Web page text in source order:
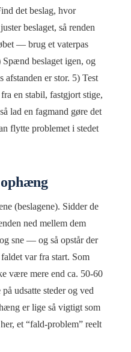
det beslag, hvor
beslaget, så renden
— brug et vaterpas
Spænd beslaget igen, og
afstanden er stor. 5) Test
en stabil, fastgjort stige,
lad en fagmand gøre det
flytte problemet i stedet
(beslagene). Sidder de
ned mellem dem
sne — og så opstår der
var fra start. Som
være mere end ca. 50-60
udsatte steder og ved
er lige så vigtigt som
et “fald-problem” reelt